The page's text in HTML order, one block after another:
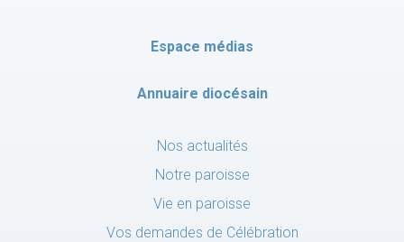
Espace médias
Annuaire diocésain
Nos actualités
Notre paroisse
Vie en paroisse
Vos demandes de Célébration